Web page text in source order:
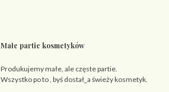
Małe partie kosmetyków
Produkujemy małe, ale częste partie.
Wszystko po to , byś dostał_a świeży kosmetyk.